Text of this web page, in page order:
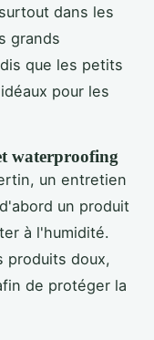
dans les
grands
que les petits
pour les
waterproofing
un entretien
un produit
à l'humidité.
produits doux,
de protéger la